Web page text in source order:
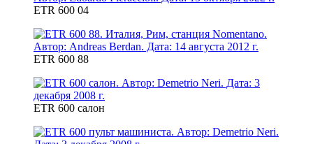
ETR 600 04
ETR 600 88
ETR 600 салон